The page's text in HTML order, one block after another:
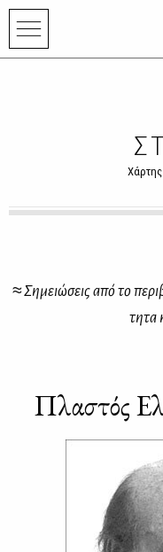
≈ Ση­μειώ­σεις από το
τη­τα
Πλα­στός